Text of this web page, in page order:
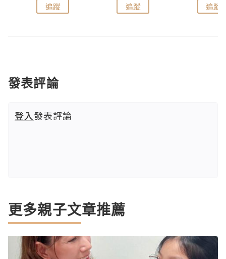
追蹤 追蹤 追蹤
發表評論
登入發表評論
更多親子文章推薦